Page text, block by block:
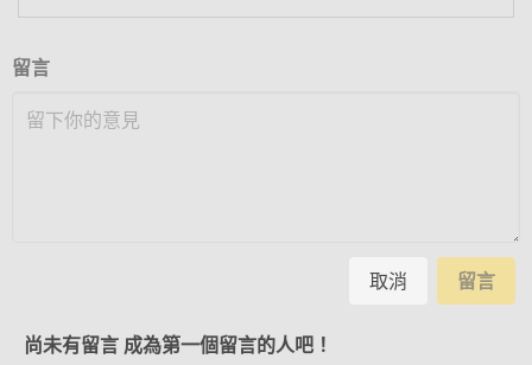
留言
取消 留言
尚未有留言 成為第一個留言的人吧！